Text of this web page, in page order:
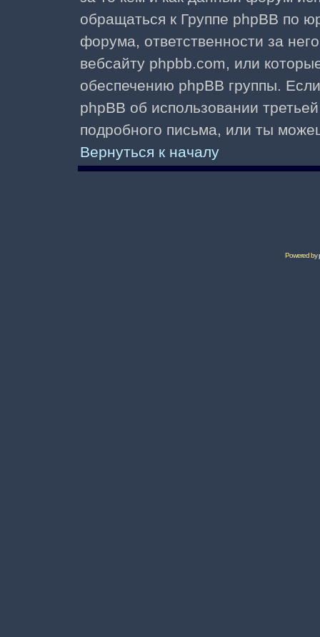
обращаться к Группе phpBB по
форума, ответственности за
вебсайту phpbb.com, или
обеспечению phpBB группы.
phpBB об использовании
подробного письма, или ты
Вернуться к началу
Powered by